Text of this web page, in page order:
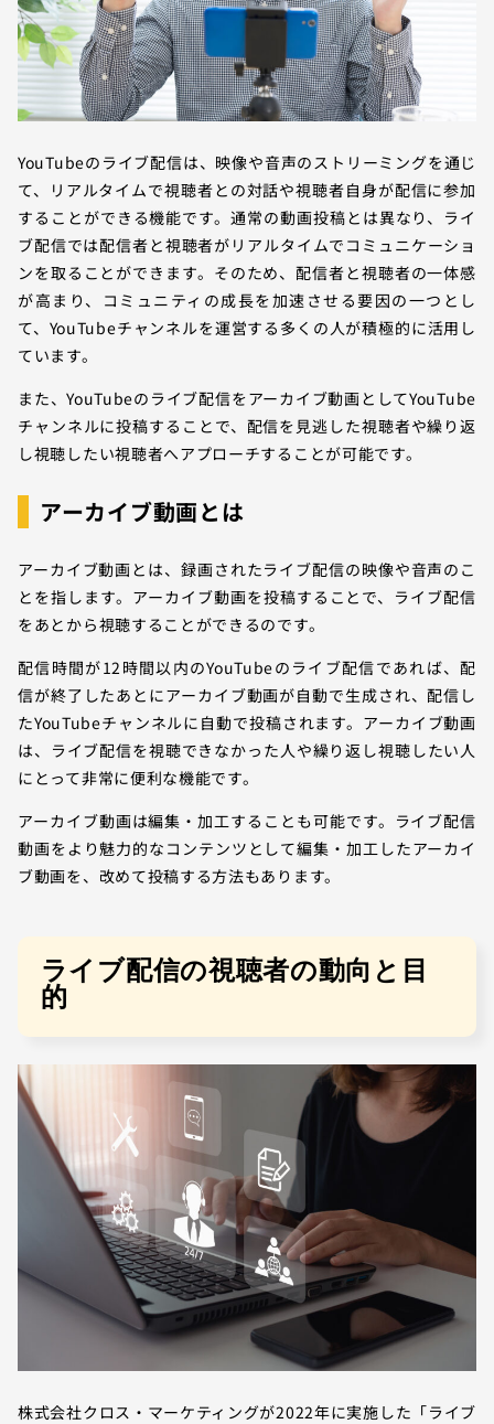
YouTubeのライブ配信は、映像や音声のストリーミングを通じ
て、リアルタイムで視聴者との対話や視聴者自身が配信に参加
することができる機能です。通常の動画投稿とは異なり、ライ
ブ配信では配信者と視聴者がリアルタイムでコミュニケーショ
ンを取ることができます。そのため、配信者と視聴者の一体感
が高まり、コミュニティの成長を加速させる要因の一つとし
て、YouTubeチャンネルを運営する多くの人が積極的に活用し
ています。
また、YouTubeのライブ配信をアーカイブ動画としてYouTube
チャンネルに投稿することで、配信を見逃した視聴者や繰り返
し視聴したい視聴者へアプローチすることが可能です。
アーカイブ動画とは
アーカイブ動画とは、録画されたライブ配信の映像や音声のこ
とを指します。アーカイブ動画を投稿することで、ライブ配信
をあとから視聴することができるのです。
配信時間が12時間以内のYouTubeのライブ配信であれば、配
信が終了したあとにアーカイブ動画が自動で生成され、配信し
たYouTubeチャンネルに自動で投稿されます。アーカイブ動画
は、ライブ配信を視聴できなかった人や繰り返し視聴したい人
にとって非常に便利な機能です。
アーカイブ動画は編集・加工することも可能です。ライブ配信
動画をより魅力的なコンテンツとして編集・加工したアーカイ
ブ動画を、改めて投稿する方法もあります。
ライブ配信の視聴者の動向と目
的
株式会社クロス・マーケティングが2022年に実施した「ライブ